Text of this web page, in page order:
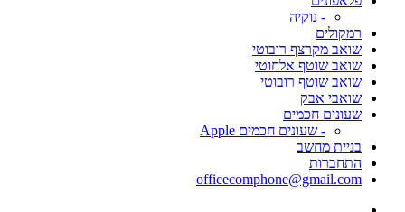
- נוקיה
רמקולים
שואב מקרצף רובוטי
שואב שוטף אלחוטי
שואב שוטף רובוטי
שואבי אבק
שעונים חכמים
- שעונים חכמים Apple
בניית מחשב
התחברות
officecomphone@gmail.com